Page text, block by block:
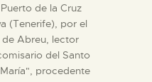
de la Cruz
(Tenerife), por el
Abreu, lector
del Santo
procedente